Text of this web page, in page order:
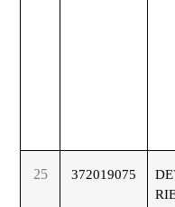
25 372019075